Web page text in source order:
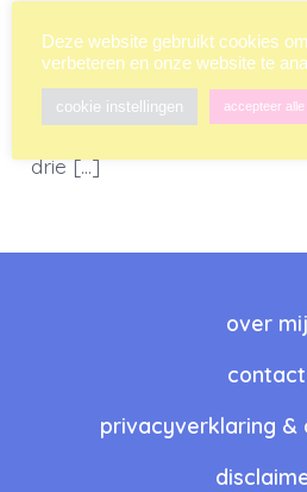
het is toch echt onkruid. En
de zaden van de
heel gemakkelijk en voor je
drie […]
over mij
contact
privacyverklaring &
Deze website gebruikt cookies
verbeteren en onze website te
cookie instellingen accepteer